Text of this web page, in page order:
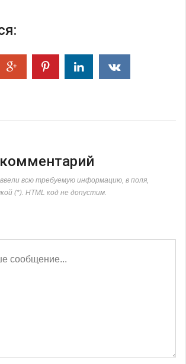
всю требуемую информацию, в поля,
(*). HTML код не допустим.